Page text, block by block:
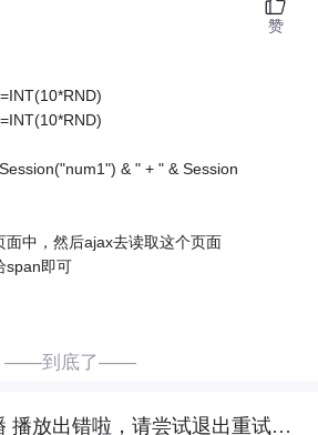
& " + " & Session
面中，然后ajax去读取这个页面
span即可
赞
——到底了——
阿里云视频点播 播放出错啦，请尝试退出重试或